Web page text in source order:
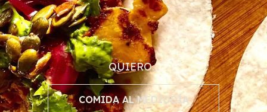
QUIERO…
COMIDA AL MEDIODÍA